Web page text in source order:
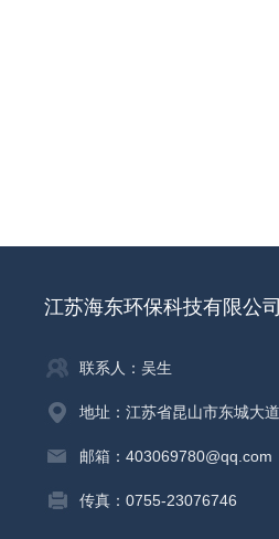
江苏海东环保科技有限公司
联系人：吴生
地址：江苏省昆山市东城大
邮箱：403069780@qq.com
传真：0755-23076746